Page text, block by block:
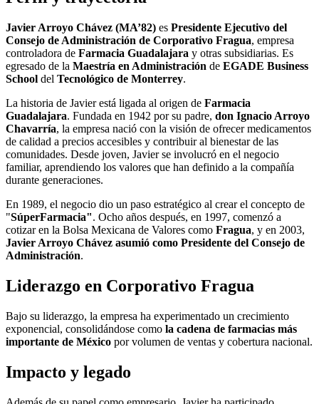
Javier Arroyo Chávez (MA’82) es Presidente Ejecutivo del
Consejo de Administración de Corporativo Fragua, empresa
controladora de Farmacia Guadalajara y otras subsidiarias. Es
egresado de la Maestría en Administración de EGADE Business
School del Tecnológico de Monterrey.
La historia de Javier está ligada al origen de Farmacia
Guadalajara. Fundada en 1942 por su padre, don Ignacio Arroyo
Chavarría, la empresa nació con la visión de ofrecer medicamentos
de calidad a precios accesibles y contribuir al bienestar de las
comunidades. Desde joven, Javier se involucró en el negocio
familiar, aprendiendo los valores que han definido a la compañía
durante generaciones.
En 1989, el negocio dio un paso estratégico al crear el concepto de
"SúperFarmacia". Ocho años después, en 1997, comenzó a
cotizar en la Bolsa Mexicana de Valores como Fragua, y en 2003,
Javier Arroyo Chávez asumió como Presidente del Consejo de
Administración.
Liderazgo en Corporativo Fragua
Bajo su liderazgo, la empresa ha experimentado un crecimiento
exponencial, consolidándose como la cadena de farmacias más
importante de México por volumen de ventas y cobertura nacional.
Impacto y legado